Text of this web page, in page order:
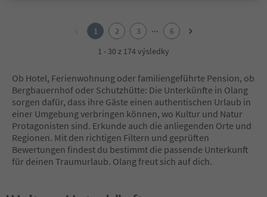
1 2 3 ...
6
1 - 30 z 174 výsledky
Ob Hotel, Ferienwohnung oder familiengeführte Pension, ob
Bergbauernhof oder Schutzhütte: Die Unterkünfte in Olang
sorgen dafür, dass ihre Gäste einen authentischen Urlaub in
einer Umgebung verbringen können, wo Kultur und Natur
Protagonisten sind. Erkunde auch die anliegenden Orte und
Regionen. Mit den richtigen Filtern und geprüften
Bewertungen findest du bestimmt die passende Unterkunft
für deinen Traumurlaub. Olang freut sich auf dich.